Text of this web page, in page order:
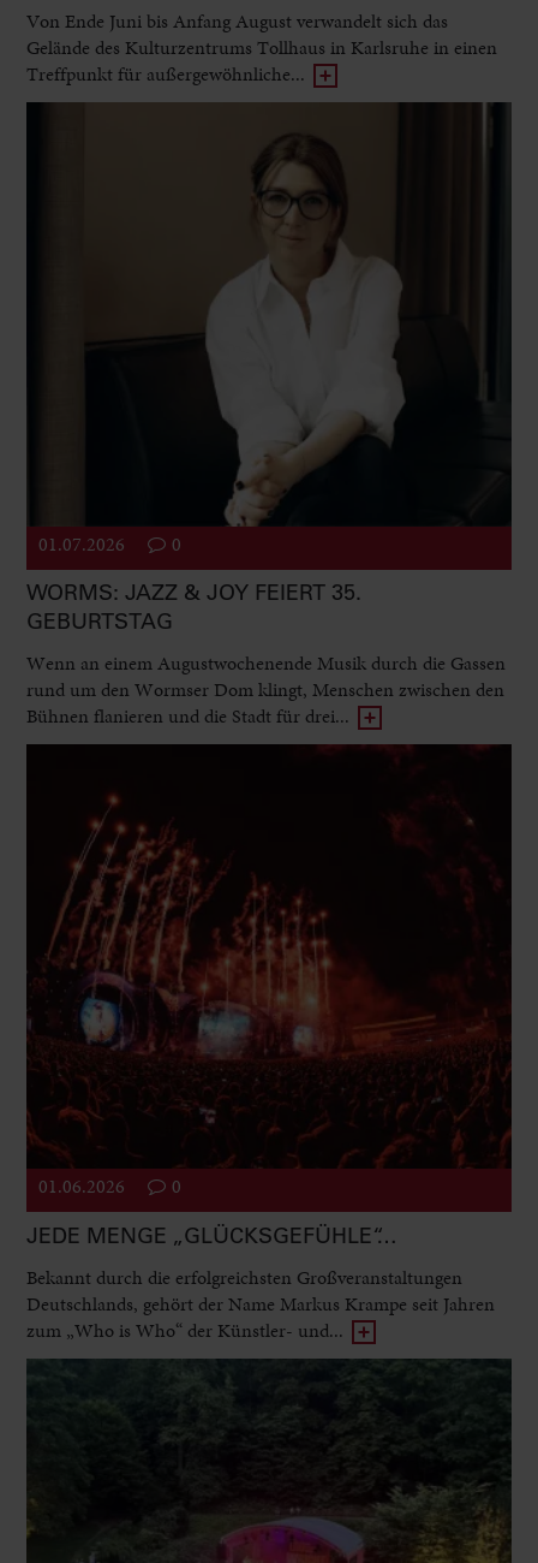
Von Ende Juni bis Anfang August verwandelt sich das
Gelände des Kulturzentrums Tollhaus in Karlsruhe in einen
Treffpunkt für außergewöhnliche...
01.07.2026 0
WORMS: JAZZ & JOY FEIERT 35.
GEBURTSTAG
Wenn an einem Augustwochenende Musik durch die Gassen
rund um den Wormser Dom klingt, Menschen zwischen den
Bühnen flanieren und die Stadt für drei...
01.06.2026 0
JEDE MENGE „GLÜCKSGEFÜHLE“…
Bekannt durch die erfolgreichsten Großveranstaltungen
Deutschlands, gehört der Name Markus Krampe seit Jahren
zum „Who is Who“ der Künstler- und...